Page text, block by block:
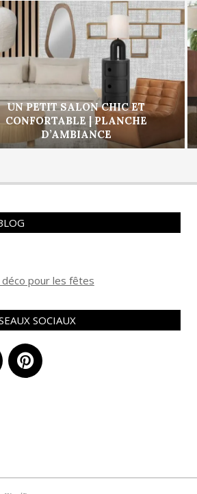
UN PETIT SALON CHIC ET
CONFORTABLE | PLANCHE
D’AMBIANCE
pour les fêtes
SOCIAUX